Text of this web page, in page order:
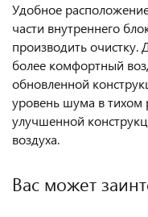
Удобное
части внутреннего
производить
более комфортный
обновленной
уровень шума в тихом
улучшенной
воздуха.
Вас может